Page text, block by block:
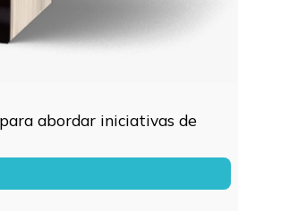
abordar iniciativas de